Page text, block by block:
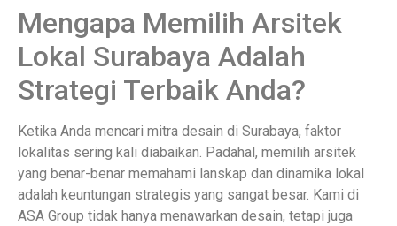
Mengapa Memilih Arsitek
Lokal Surabaya Adalah
Strategi Terbaik Anda?
Ketika Anda mencari mitra desain di Surabaya, faktor
lokalitas sering kali diabaikan. Padahal, memilih arsitek
yang benar-benar memahami lanskap dan dinamika lokal
adalah keuntungan strategis yang sangat besar. Kami di
ASA Group tidak hanya menawarkan desain, tetapi juga